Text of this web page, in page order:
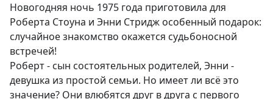
Новогодняя ночь 1975 года приготовила для
Роберта Стоуна и Энни Стридж особенный подарок:
случайное знакомство окажется судьбоносной
встречей!
Роберт - сын состоятельных родителей, Энни -
девушка из простой семьи. Но имеет ли всё это
значение? Они влюбятся друг в друга с первого